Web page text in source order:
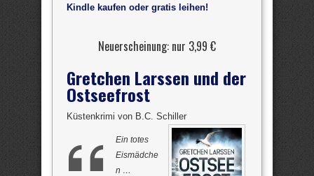
Kindle kaufen oder gratis leihen!
Neuerscheinung: nur 3,99 €
Gretchen Larssen und der
Ostseefrost
Küstenkrimi von B.C. Schiller
Ein totes
Eismädche
n …